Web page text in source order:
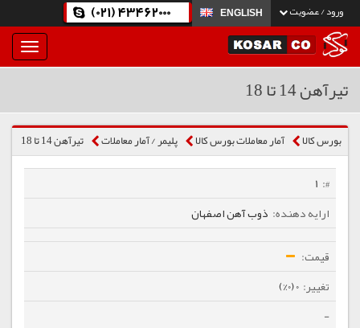
ورود / عضویت ENGLISH
(021) 43462000
بار
و
تیرآهن 14 تا 18
بورس کالا آمار معاملات بورس کالا پلیمر / آمار معاملات تیرآهن 14 تا 18
1
ذوب آهن اصفهان
0 (0%)
-